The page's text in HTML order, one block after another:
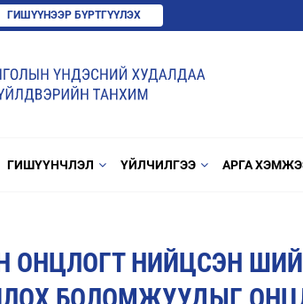
ГИШҮҮНЭЭР БҮРТГҮҮЛЭХ
ГИШҮҮНЧЛЭЛ ҮЙЛЧИЛГЭЭ АРГА
ОНЦЛОГТ НИЙЦСЭН